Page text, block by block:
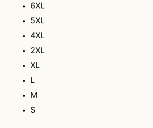
6XL
5XL
4XL
2XL
XL
L
M
S